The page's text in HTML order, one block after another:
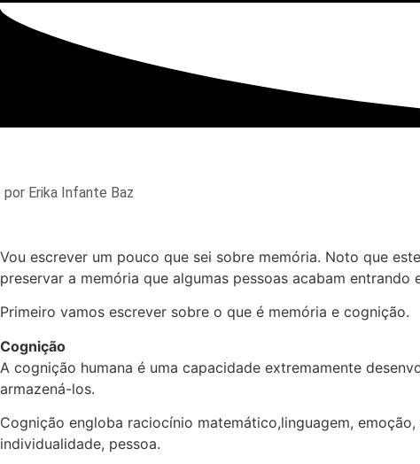
por Erika Infante Baz
Vou escrever um pouco que sei sobre memória. Noto que
preservar a memória que algumas pessoas acabam entrando
Primeiro vamos escrever sobre o que é memória e cognição.
Cognição
A cognição humana é uma capacidade extremamente
armazená-los.
Cognição engloba raciocínio matemático,linguagem,
individualidade, pessoa.